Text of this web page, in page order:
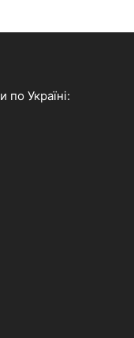
по Україні: